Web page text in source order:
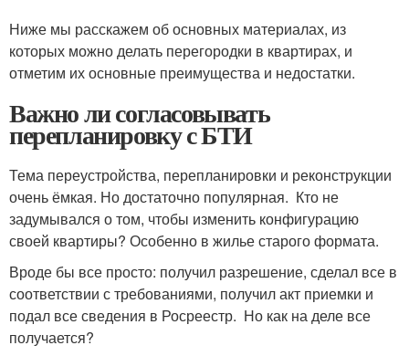
Ниже мы расскажем об основных материалах, из
которых можно делать перегородки в квартирах, и
отметим их основные преимущества и недостатки.
Важно ли согласовывать
перепланировку с БТИ
Тема переустройства, перепланировки и реконструкции
очень ёмкая. Но достаточно популярная. Кто не
задумывался о том, чтобы изменить конфигурацию
своей квартиры? Особенно в жилье старого формата.
Вроде бы все просто: получил разрешение, сделал все в
соответствии с требованиями, получил акт приемки и
подал все сведения в Росреестр. Но как на деле все
получается?